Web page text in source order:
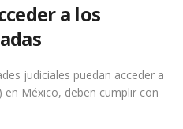
a los
judiciales puedan acceder a
en México, deben cumplir con